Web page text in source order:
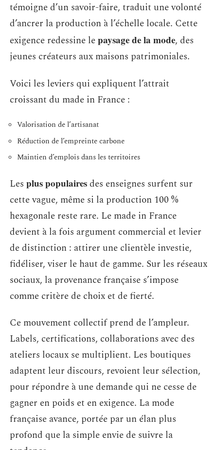
témoigne d’un savoir-faire, traduit une volonté
d’ancrer la production à l’échelle locale. Cette
exigence redessine lepaysage de la mode, des
jeunes créateurs aux maisons patrimoniales.
Voici les leviers qui expliquent l’attrait
croissant du made in France :
Valorisation de l’artisanat
Réduction de l’empreinte carbone
Maintien d’emplois dans les territoires
Les plus populairesdes enseignes surfent sur
cette vague, même si la production 100 %
hexagonale reste rare. Le made in France
devient à la fois argument commercial et levier
de distinction : attirer une clientèle investie,
fidéliser, viser le haut de gamme. Sur les réseaux
sociaux, la provenance française s’impose
comme critère de choix et de fierté.
Ce mouvement collectif prend de l’ampleur.
Labels, certifications, collaborations avec des
ateliers locaux se multiplient. Les boutiques
adaptent leur discours, revoient leur sélection,
pour répondre à une demande qui ne cesse de
gagner en poids et en exigence. La mode
française avance, portée par un élan plus
profond que la simple envie de suivre la